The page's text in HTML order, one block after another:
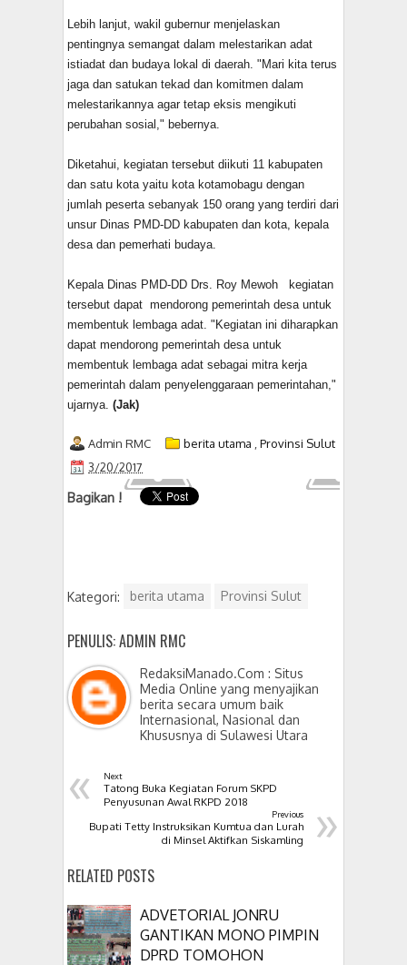
Lebih lanjut, wakil gubernur menjelaskan
pentingnya semangat dalam melestarikan adat
istiadat dan budaya lokal di daerah. "Mari kita terus
jaga dan satukan tekad dan komitmen dalam
melestarikannya agar tetap eksis mengikuti
perubahan sosial," bebernya.
Diketahui, kegiatan tersebut diikuti 11 kabupaten
dan satu kota yaitu kota kotamobagu dengan
jumlah peserta sebanyak 150 orang yang terdiri dari
unsur Dinas PMD-DD kabupaten dan kota, kepala
desa dan pemerhati budaya.
Kepala Dinas PMD-DD Drs. Roy Mewoh kegiatan
tersebut dapat mendorong pemerintah desa untuk
membentuk lembaga adat. "Kegiatan ini diharapkan
dapat mendorong pemerintah desa untuk
membentuk lembaga adat sebagai mitra kerja
pemerintah dalam penyelenggaraan pemerintahan,"
ujarnya. (Jak)
Admin RMC berita utama
Provinsi Sulut
3/20/2017
Bagikan !
Kategori: berita utama Provinsi Sulut
PENULIS: ADMIN RMC
RedaksiManado.Com : Situs
Media Online yang menyajikan
berita secara umum baik
Internasional, Nasional dan
Khususnya di Sulawesi Utara
« Next
Tatong Buka Kegiatan Forum SKPD
Penyusunan Awal RKPD 2018
»
Previous
Bupati Tetty Instruksikan Kumtua dan Lurah
di Minsel Aktifkan Siskamling
RELATED POSTS
ADVETORIAL JONRU
GANTIKAN MONO PIMPIN
DPRD TOMOHON